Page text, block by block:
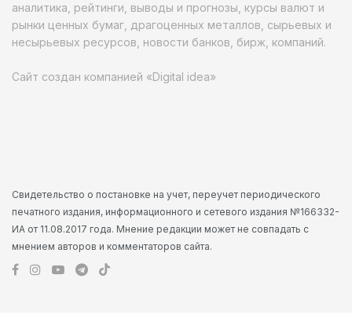
аналитика, рейтинги, выводы и прогнозы, курсы валют и
рынки ценных бумаг, драгоценных металлов, сырьевых и
несырьевых ресурсов, новости банков, бирж, компаний.
Сайт создан компанией «Digital idea»
Свидетельство о постановке на учет, переучет периодического
печатного издания, информационного и сетевого издания №166332-
ИА от 11.08.2017 года. Мнение редакции может не совпадать с
мнением авторов и комментаторов сайта.